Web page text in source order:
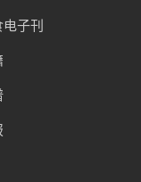
子刊